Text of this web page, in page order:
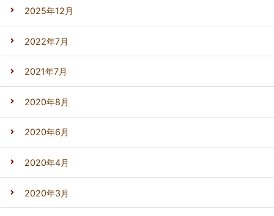
2025年12月
2022年7月
2021年7月
2020年8月
2020年6月
2020年4月
2020年3月